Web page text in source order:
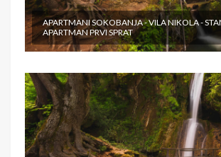
APARTMANI SOKOBANJA - VILA NIKOLA -
APARTMAN PRVI SPRAT